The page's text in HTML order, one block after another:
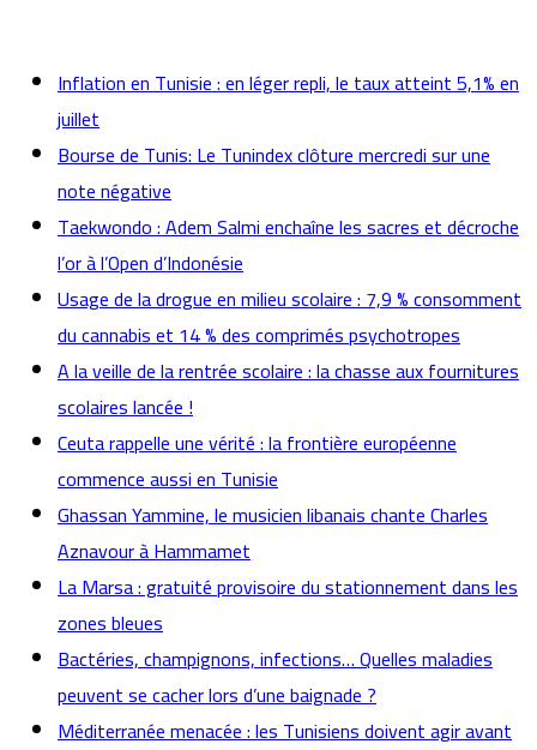
Inflation en Tunisie : en léger repli, le taux atteint 5,1% en
juillet
Bourse de Tunis: Le Tunindex clôture mercredi sur une
note négative
Taekwondo : Adem Salmi enchaîne les sacres et décroche
l’or à l’Open d’Indonésie
Usage de la drogue en milieu scolaire : 7,9 % consomment
du cannabis et 14 % des comprimés psychotropes
A la veille de la rentrée scolaire : la chasse aux fournitures
scolaires lancée !
Ceuta rappelle une vérité : la frontière européenne
commence aussi en Tunisie
Ghassan Yammine, le musicien libanais chante Charles
Aznavour à Hammamet
La Marsa : gratuité provisoire du stationnement dans les
zones bleues
Bactéries, champignons, infections… Quelles maladies
peuvent se cacher lors d’une baignade ?
Méditerranée menacée : les Tunisiens doivent agir avant